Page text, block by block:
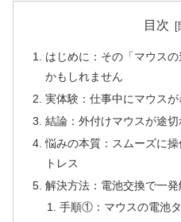
目次
はじめに：その「マウス
かもしれません
実体験：仕事中にマウス
結論：外付けマウスが途
悩みの本質：スムーズに
トレス
解決方法：電池交換で一
手順①：マウスの電池